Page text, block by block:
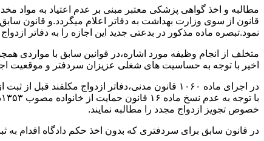
قانون از سوی وزارت بهداشت به دفاتر اعلام میگردد.و قانون
نمود.تبصره ماده مذکور در بدعتی جدید این اجازه را به دفاتر
متخلف از انجام وظیفه مورد اشاره،در قوانین سابق با مواردی
اخیر با توجه به حساسیت های شغلی عزیزان سردفتر و موقعیت
در اجرای ماده ۱۰۶۰ قانون مدنی،دفاتر ازدواج مکلفند قبل از ثبت ازدواج زنان ایرانی با اتباع خارجی اجازه نامه مخصوص دولت ( وزارت کشور ) را اخذ نمایند.
خصوص تجویز ازدواج مجدد را مطالبه نمایند.
در قانون سابق برای سردفتری که بدون اخذ حکم دادگاه